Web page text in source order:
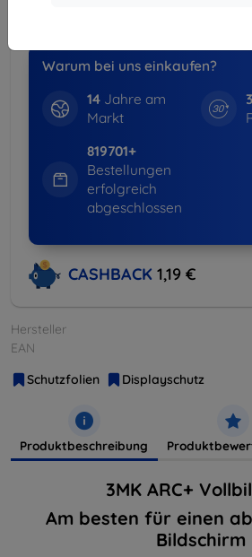
Warum bei uns einkaufen?
14Jahre am
Markt
819701+
Bestellungen
erfolgreich
abgeschlossen
CASHBACK 1,19 €
Hersteller
EAN
Schutzfolien
Displayschutz
Produktbeschreibung
3MK ARC+
Am besten für einen
Bildschirm